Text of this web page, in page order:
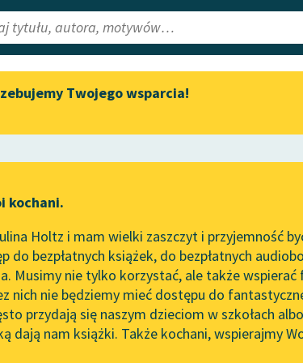
Lektury
redakcyjne
Aktualności
Spotkanie z Katarzyną Tunkiel
do słuchania na Wolnych
Lekturach
Nowy audiobook – „Marzenie
o Oriencie” Sophie Elkan
Kolekcja Nadwyraz.com x
Wolne Lektury – idealna na
API
Twojego wsparcia!
kochani.
Holtz i mam wielki zaszczyt i przyjemność
do bezpłatnych książek, do bezpłatnych
Musimy nie tylko korzystać, ale także
nich nie będziemy mieć dostępu do
przydają się naszym dzieciom w szkołach
dają nam książki. Także kochani, wspierajmy
dla dzieci i młodzieży✖